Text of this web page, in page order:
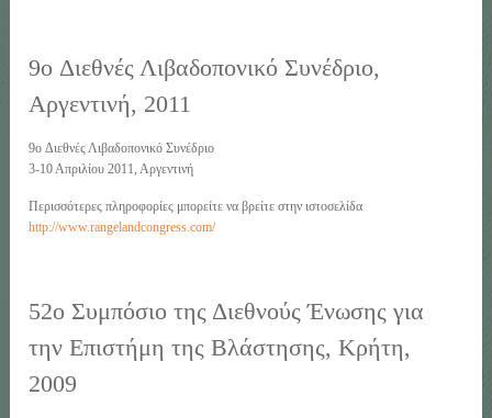
9o Διεθνές Λιβαδοπονικό Συνέδριο,
Αργεντινή, 2011
9o Διεθνές Λιβαδοπονικό Συνέδριο
3-10 Απριλίου 2011, Αργεντινή
Περισσότερες πληροφορίες μπορείτε να βρείτε στην ιστοσελίδα
http://www.rangelandcongress.com/
52ο Συμπόσιο της Διεθνούς Ένωσης για
την Επιστήμη της Bλάστησης, Κρήτη,
2009